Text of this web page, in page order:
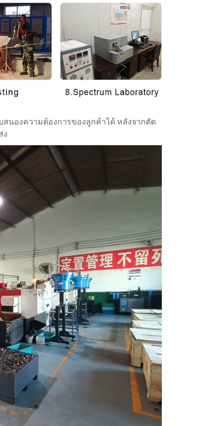
สนองความต้องการของลูกค้าได้ หลังจากตัด
ง